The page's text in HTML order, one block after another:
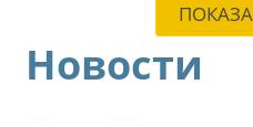
Новости